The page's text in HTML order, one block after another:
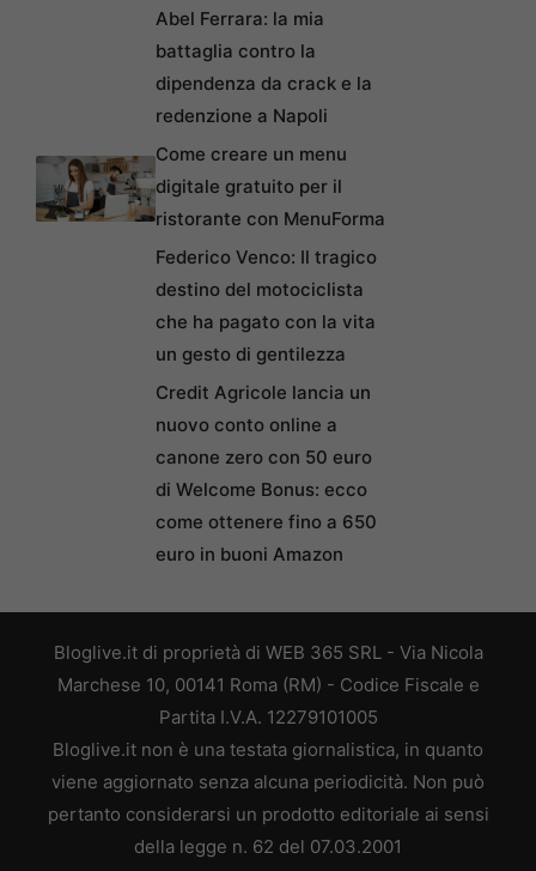
Abel Ferrara: la mia
battaglia contro la
dipendenza da crack e la
redenzione a Napoli
Come creare un menu
digitale gratuito per il
ristorante con MenuForma
Federico Venco: Il tragico
destino del motociclista
che ha pagato con la vita
un gesto di gentilezza
Credit Agricole lancia un
nuovo conto online a
canone zero con 50 euro
di Welcome Bonus: ecco
come ottenere fino a 650
euro in buoni Amazon
Bloglive.it di proprietà di WEB 365 SRL - Via Nicola
Marchese 10, 00141 Roma (RM) - Codice Fiscale e
Partita I.V.A. 12279101005
Bloglive.it non è una testata giornalistica, in quanto
viene aggiornato senza alcuna periodicità. Non può
pertanto considerarsi un prodotto editoriale ai sensi
della legge n. 62 del 07.03.2001